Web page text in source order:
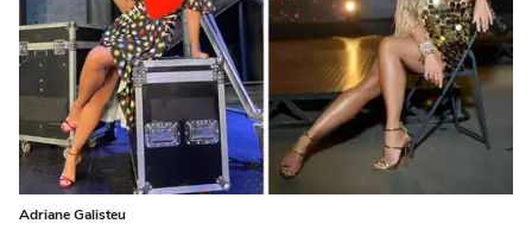
Adriane Galisteu